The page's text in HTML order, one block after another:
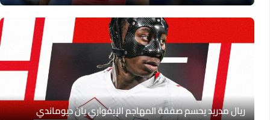
ريال مدريد يحسم صفقة المهاجم الإيفواري يان ديوماندي